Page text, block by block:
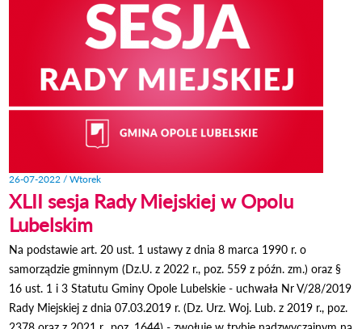
26-07-2022 / Wtorek
XLII sesja Rady Miejskiej w Opolu
Lubelskim
Na podstawie art. 20 ust. 1 ustawy z dnia 8 marca 1990 r. o
samorządzie gminnym (Dz.U. z 2022 r., poz. 559 z późn. zm.) oraz §
16 ust. 1 i 3 Statutu Gminy Opole Lubelskie - uchwała Nr V/28/2019
Rady Miejskiej z dnia 07.03.2019 r. (Dz. Urz. Woj. Lub. z 2019 r., poz.